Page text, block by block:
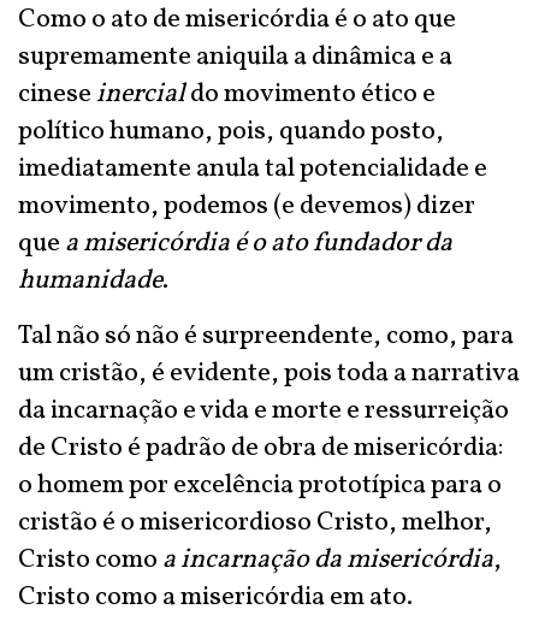
Como o ato de misericórdia é o ato que
supremamente aniquila a dinâmica e a
cineseinercialdo movimento ético e
político humano, pois, quando posto,
imediatamente anula tal potencialidade e
movimento, podemos (e devemos) dizer
quea misericórdia é o ato fundador da
humanidade.
Tal não só não é surpreendente, como, para
um cristão, é evidente, pois toda a narrativa
da incarnação e vida e morte e ressurreição
de Cristo é padrão de obra de misericórdia:
o homem por excelência prototípica para o
cristão é o misericordioso Cristo, melhor,
Cristo comoa incarnação da misericórdia,
Cristo como a misericórdia em ato.